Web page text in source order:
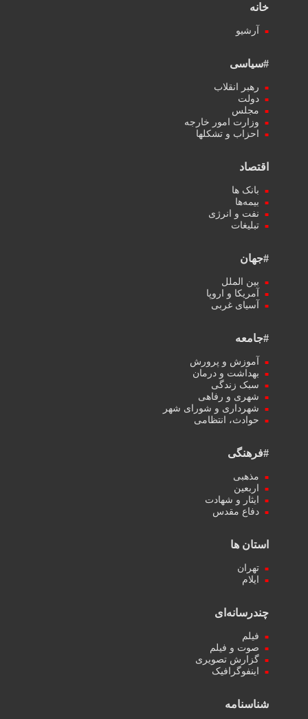
خانه
آرشیو
#سیاسی
رهبر انقلاب
دولت
مجلس
وزارت امور خارجه
احزاب و تشکلها
اقتصاد
بانک ها
بیمه‌ها
نفت و انرژی
تبلیغات
#جهان
بین الملل
آمریکا و اروپا
آسیای غربی
#جامعه
آموزش و پرورش
بهداشت و درمان
سبک زندگی
شهری و رفاهی
شهرداری و شورای شهر
حوادث، انتظامی
#فرهنگی
مذهبی
اربعین
ایثار و شهادت
دفاع مقدس
استان ها
تهران
ایلام
چندرسانه‌ای
فیلم
صوت و فیلم
گزارش تصویری
اینفوگرافیک
شناسنامه